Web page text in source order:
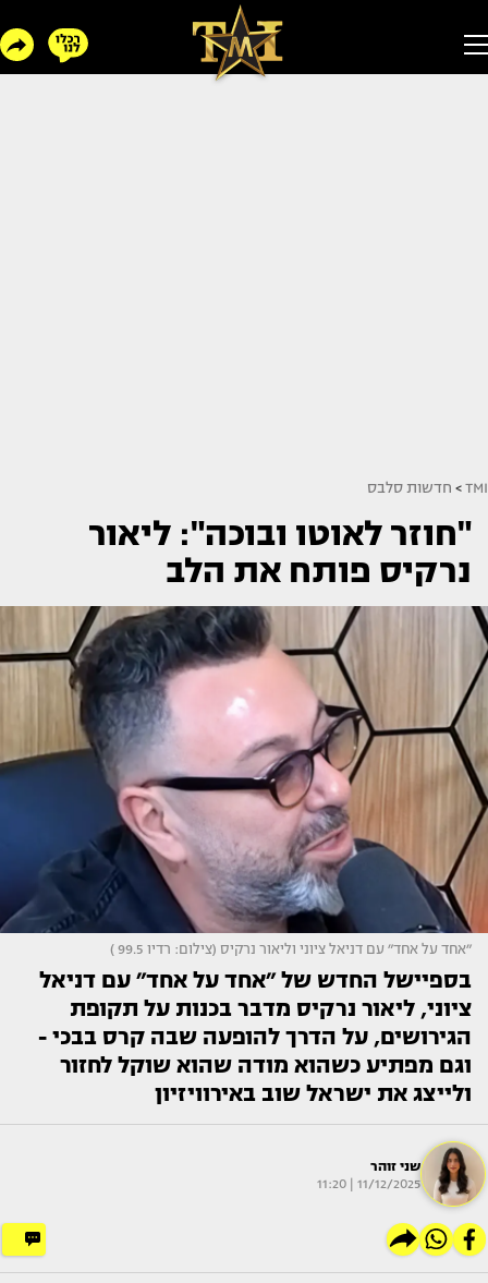
TMI
> חדשות סלבס
"חוזר לאוטו ובוכה": ליאור
נרקיס פותח את הלב
״אחד על אחד״ עם דניאל ציוני וליאור נרקיס (צילום: רדיו 99.5 )
בספיישל החדש של ״אחד על אחד״ עם דניאל
ציוני, ליאור נרקיס מדבר בכנות על תקופת
הגירושים, על הדרך להופעה שבה קרס בבכי -
וגם מפתיע כשהוא מודה שהוא שוקל לחזור
ולייצג את ישראל שוב באירוויזיון
שני זוהר
11/12/2025 | 11:20